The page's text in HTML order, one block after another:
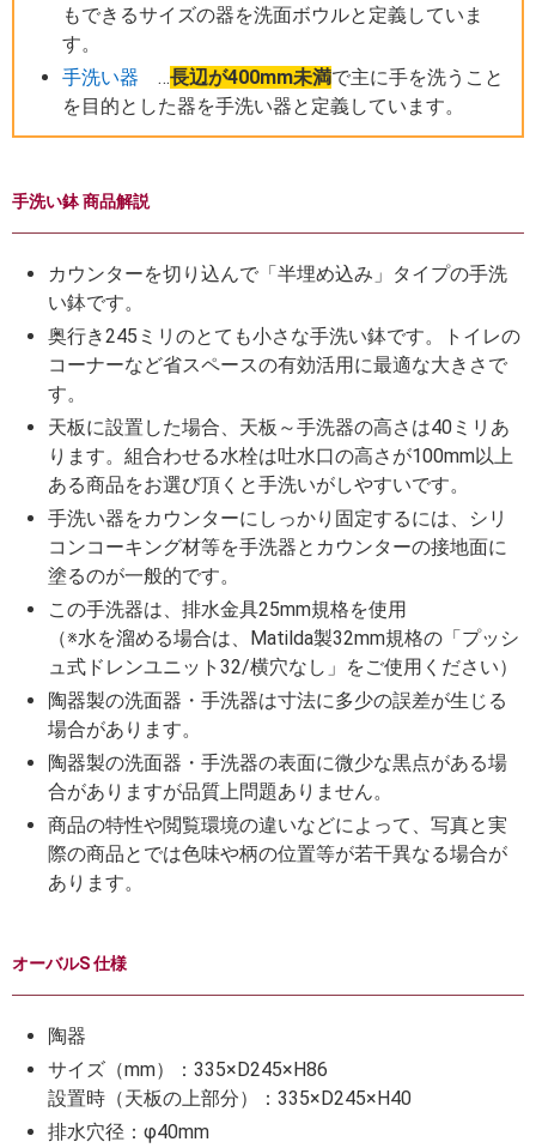
もできるサイズの器を洗面ボウルと定義していま
す。
手洗い器 …長辺が400mm未満で主に手を洗うこと
を目的とした器を手洗い器と定義しています。
手洗い鉢 商品解説
カウンターを切り込んで「半埋め込み」タイプの手洗
い鉢です。
奥行き245ミリのとても小さな手洗い鉢です。トイレの
コーナーなど省スペースの有効活用に最適な大きさで
す。
天板に設置した場合、天板～手洗器の高さは40ミリあ
ります。組合わせる水栓は吐水口の高さが100mm以上
ある商品をお選び頂くと手洗いがしやすいです。
手洗い器をカウンターにしっかり固定するには、シリ
コンコーキング材等を手洗器とカウンターの接地面に
塗るのが一般的です。
この手洗器は、排水金具25mm規格を使用
（※水を溜める場合は、Matilda製32mm規格の「プッシ
ュ式ドレンユニット32/横穴なし」をご使用ください）
陶器製の洗面器・手洗器は寸法に多少の誤差が生じる
場合があります。
陶器製の洗面器・手洗器の表面に微少な黒点がある場
合がありますが品質上問題ありません。
商品の特性や閲覧環境の違いなどによって、写真と実
際の商品とでは色味や柄の位置等が若干異なる場合が
あります。
オーバルS 仕様
陶器
サイズ（mm）：335×D245×H86
設置時（天板の上部分）：335×D245×H40
排水穴径：φ40mm